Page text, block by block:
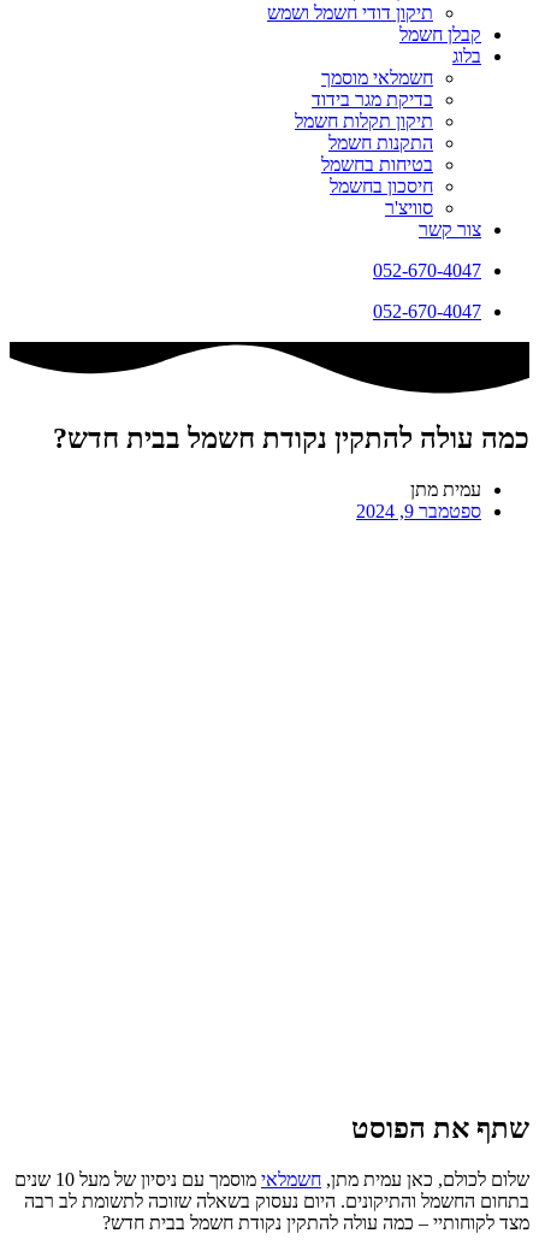
תיקון דודי חשמל ושמש
קבלן חשמל
בלוג
חשמלאי מוסמך
בדיקת מגר בידוד
תיקון תקלות חשמל
התקנות חשמל
בטיחות בחשמל
חיסכון בחשמל
סוויצ'ר
צור קשר
052-670-4047
052-670-4047
כמה עולה להתקין נקודת חשמל בבית חדש?
עמית מתן
ספטמבר 9, 2024
שתף את הפוסט
שלום לכולם, כאן עמית מתן, חשמלאי
מוסמך עם ניסיון של מעל 10 שנים
בתחום החשמל והתיקונים. היום נעסוק בשאלה שזוכה לתשומת לב רבה
מצד לקוחותיי – כמה עולה להתקין נקודת חשמל בבית חדש?